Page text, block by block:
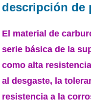
descripción de
El material de
serie básica de la
como alta
al desgaste, la
resistencia a la